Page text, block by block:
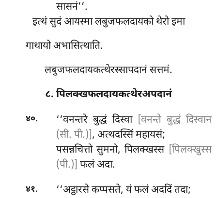
सासनं’’.
इत्थं सुदं आयस्मा लबुजफलदायको थेरो इमा
गाथायो अभासित्थाति.
लबुजफलदायकत्थेरस्सापदानं सत्तमं.
८. पिलक्खफलदायकत्थेरअपदानं
४०. ‘‘वनन्तरे बुद्धं दिस्वा [वनन्ते बुद्धं दिस्वान
(सी. पी.)], अत्थदस्सिं महायसं;
पसन्नचित्तो सुमनो, पिलक्खस्स [पिलक्खुस्स
(पी.)] फलं अदा.
४१.
‘‘अट्ठारसे कप्पसते, यं फलं अददिं तदा;